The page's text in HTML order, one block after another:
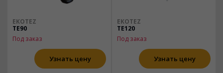
EKOTEZ
TE90
Под заказ
Узнать цену
EKOTEZ
TE120
Под заказ
Узнать цену